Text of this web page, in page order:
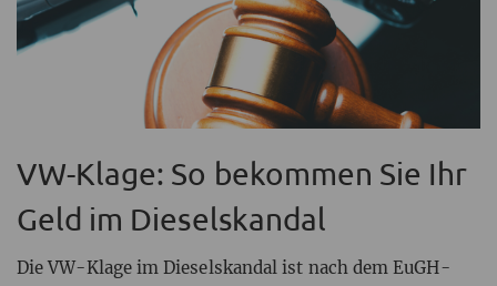
VW-Klage: So bekommen Sie Ihr
Geld im Dieselskandal
Die VW-Klage im Dieselskandal ist nach dem EuGH-